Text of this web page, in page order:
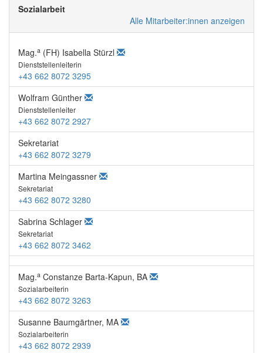
Sozialarbeit
Alle Mitarbeiter:innen anzeigen
Mag.a (FH) Isabella Stürzl
Dienststellenleiterin
+43 662 8072 3295
Wolfram Günther
Dienststellenleiter
+43 662 8072 2927
Sekretariat
+43 662 8072 3279
Martina Meingassner
Sekretariat
+43 662 8072 3280
Sabrina Schlager
Sekretariat
+43 662 8072 3462
Mag.a Constanze Barta-Kapun, BA
Sozialarbeiterin
+43 662 8072 3263
Susanne Baumgärtner, MA
Sozialarbeiterin
+43 662 8072 2939